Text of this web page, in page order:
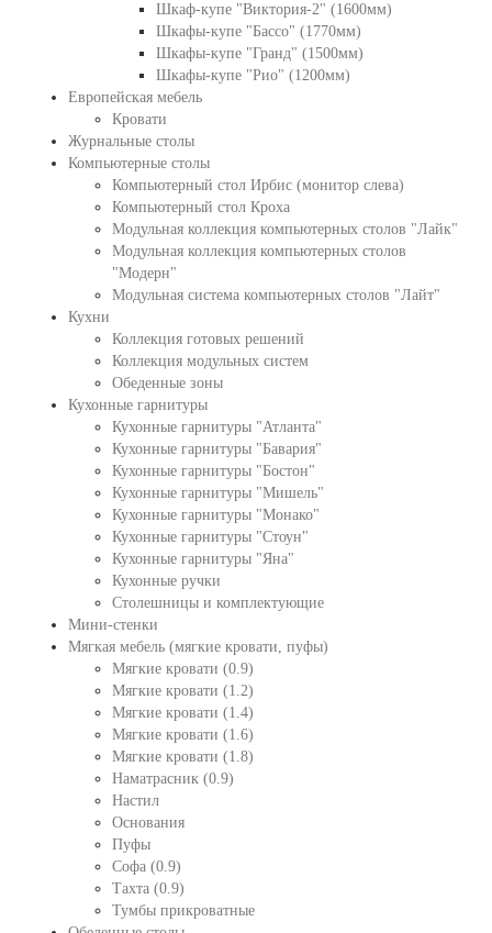
Шкаф-купе "Виктория-2" (1600мм)
Шкафы-купе "Бассо" (1770мм)
Шкафы-купе "Гранд" (1500мм)
Шкафы-купе "Рио" (1200мм)
Европейская мебель
Кровати
Журнальные столы
Компьютерные столы
Компьютерный стол Ирбис (монитор слева)
Компьютерный стол Кроха
Модульная коллекция компьютерных столов "Лайк"
Модульная коллекция компьютерных столов
"Модерн"
Модульная система компьютерных столов "Лайт"
Кухни
Коллекция готовых решений
Коллекция модульных систем
Обеденные зоны
Кухонные гарнитуры
Кухонные гарнитуры "Атланта"
Кухонные гарнитуры "Бавария"
Кухонные гарнитуры "Бостон"
Кухонные гарнитуры "Мишель"
Кухонные гарнитуры "Монако"
Кухонные гарнитуры "Стоун"
Кухонные гарнитуры "Яна"
Кухонные ручки
Столешницы и комплектующие
Мини-стенки
Мягкая мебель (мягкие кровати, пуфы)
Мягкие кровати (0.9)
Мягкие кровати (1.2)
Мягкие кровати (1.4)
Мягкие кровати (1.6)
Мягкие кровати (1.8)
Наматрасник (0.9)
Настил
Основания
Пуфы
Софа (0.9)
Тахта (0.9)
Тумбы прикроватные